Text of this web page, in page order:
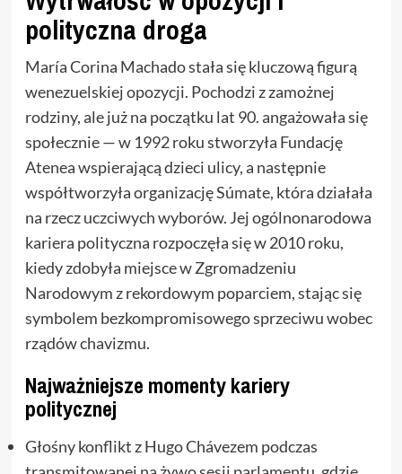
polityczna droga
María Corina Machado stała się kluczową figurą
wenezuelskiej opozycji. Pochodzi z zamożnej
rodziny, ale już na początku lat 90. angażowała się
społecznie — w 1992 roku stworzyła Fundację
Atenea wspierającą dzieci ulicy, a następnie
współtworzyła organizację Súmate, która działała
na rzecz uczciwych wyborów. Jej ogólnonarodowa
kariera polityczna rozpoczęła się w 2010 roku,
kiedy zdobyła miejsce w Zgromadzeniu
Narodowym z rekordowym poparciem, stając się
symbolem bezkompromisowego sprzeciwu wobec
rządów chavizmu.
Najważniejsze momenty kariery
politycznej
Głośny konflikt z Hugo Chávezem podczas